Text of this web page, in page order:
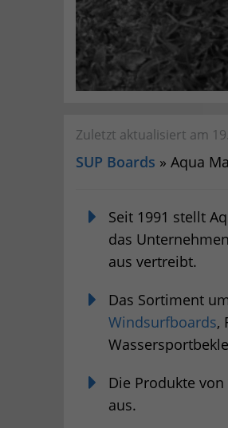
Zuletzt aktualisiert am
SUP Boards » Aqua
Seit 1991 stellt
das
aus vertreibt.
Das Sortiment
Windsurfboards,
Die Produkte
aus.